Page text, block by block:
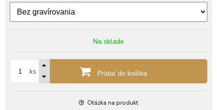
Na sklade
ks Pridať do košíka
Otázka na produkt